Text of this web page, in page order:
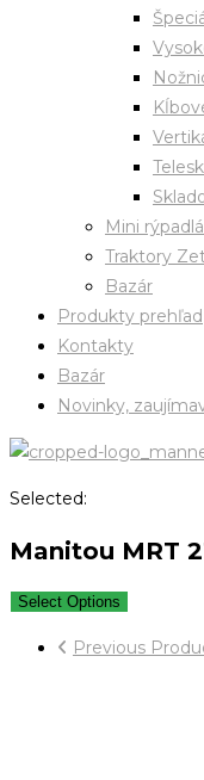
Mini
Traktory
Bazár
Produkty prehľad
Kontakty
Bazár
Novinky,
Selected:
Manitou MRT
Select Options
Previous